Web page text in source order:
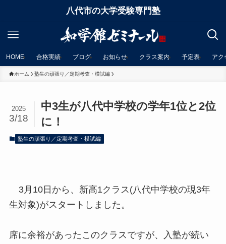
八代市の大学受験専門塾
HOME 合格実績 ブログ お知らせ クラス案内 予定表 アク
ホーム 塾生の頑張り／定期考査・模試編
中3生が八代中学校の学年1位と2位
に！
2025
3/18
塾生の頑張り／定期考査・模試編
3月10日から、新高1クラス(八代中学校の現3年
生対象)がスタートしました。
席に余裕があったこのクラスですが、入塾が続い